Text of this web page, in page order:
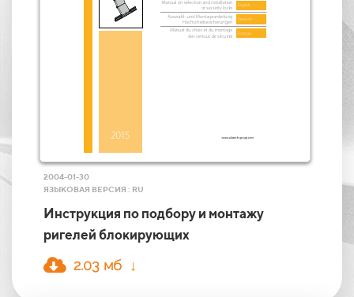
2004-01-30
ЯЗЫКОВАЯ ВЕРСИЯ : RU
Инструкция по подбору и монтажу
ригелей блокирующих
2.03 мб ↓